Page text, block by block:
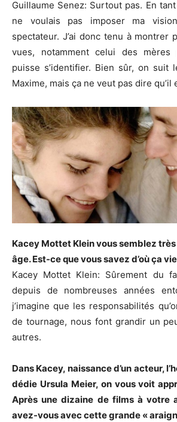
Guillaume Senez: Surtout pas. En
ne voulais pas imposer ma
spectateur. J’ai donc tenu à montrer
vues, notamment celui des mères
puisse s’identifier. Bien sûr, on suit
Maxime, mais ça ne veut pas dire qu’il
Kacey Mottet Kleinvoussemblez
âge.Est-ce que vous savez d’où ça
Kacey Mottet Klein: Sûrement du
depuis de nombreuses années
j’imagine que les responsabilités
de tournage, nous fontgrandir un
autres.
Dans Kacey, naissance d’un acteur,
dédie Ursula Meier, on vous voit
Après une dizaine de films à votre
avez-vous avec cette grande «